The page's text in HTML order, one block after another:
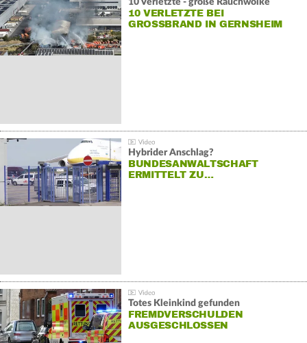
10 Verletzte - große Rauchwolke
10 VERLETZTE BEI
GROSSBRAND IN GERNSHEIM
Hybrider Anschlag?
BUNDESANWALTSCHAFT
ERMITTELT ZU…
Totes Kleinkind gefunden
FREMDVERSCHULDEN
AUSGESCHLOSSEN